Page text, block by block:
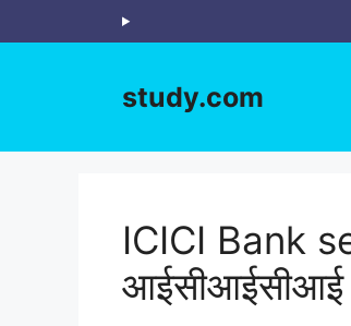
to
study.com
ICICI Bank
आईसीआईसीआई